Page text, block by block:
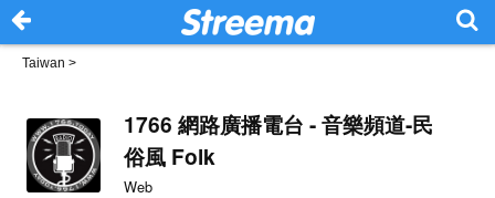
Taiwan >
1766 網路廣播電台 - 音樂頻道-民
俗風 Folk
Web